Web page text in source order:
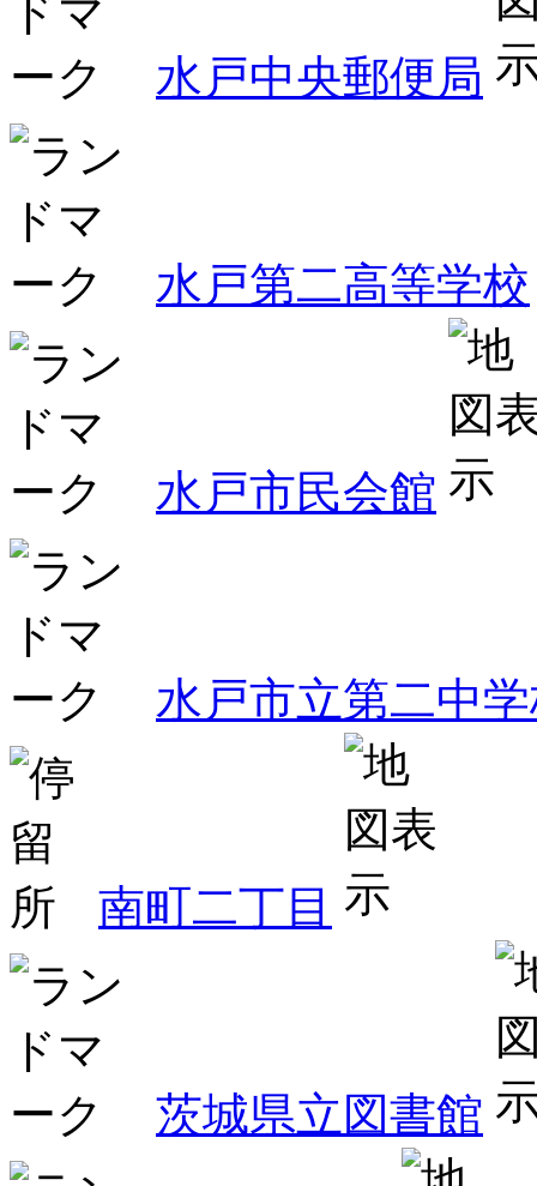
水戸中央郵便局
水戸第二高等学校
水戸市民会館
水戸市立第二中
南町二丁目
茨城県立図書館